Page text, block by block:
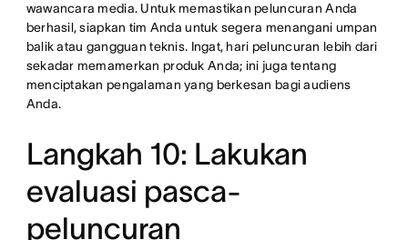
wawancara media. Untuk memastikan peluncuran Anda
berhasil, siapkan tim Anda untuk segera menangani umpan
balik atau gangguan teknis. Ingat, hari peluncuran lebih dari
sekadar memamerkan produk Anda; ini juga tentang
menciptakan pengalaman yang berkesan bagi audiens
Anda.
Langkah 10: Lakukan
evaluasi pasca-
peluncuran